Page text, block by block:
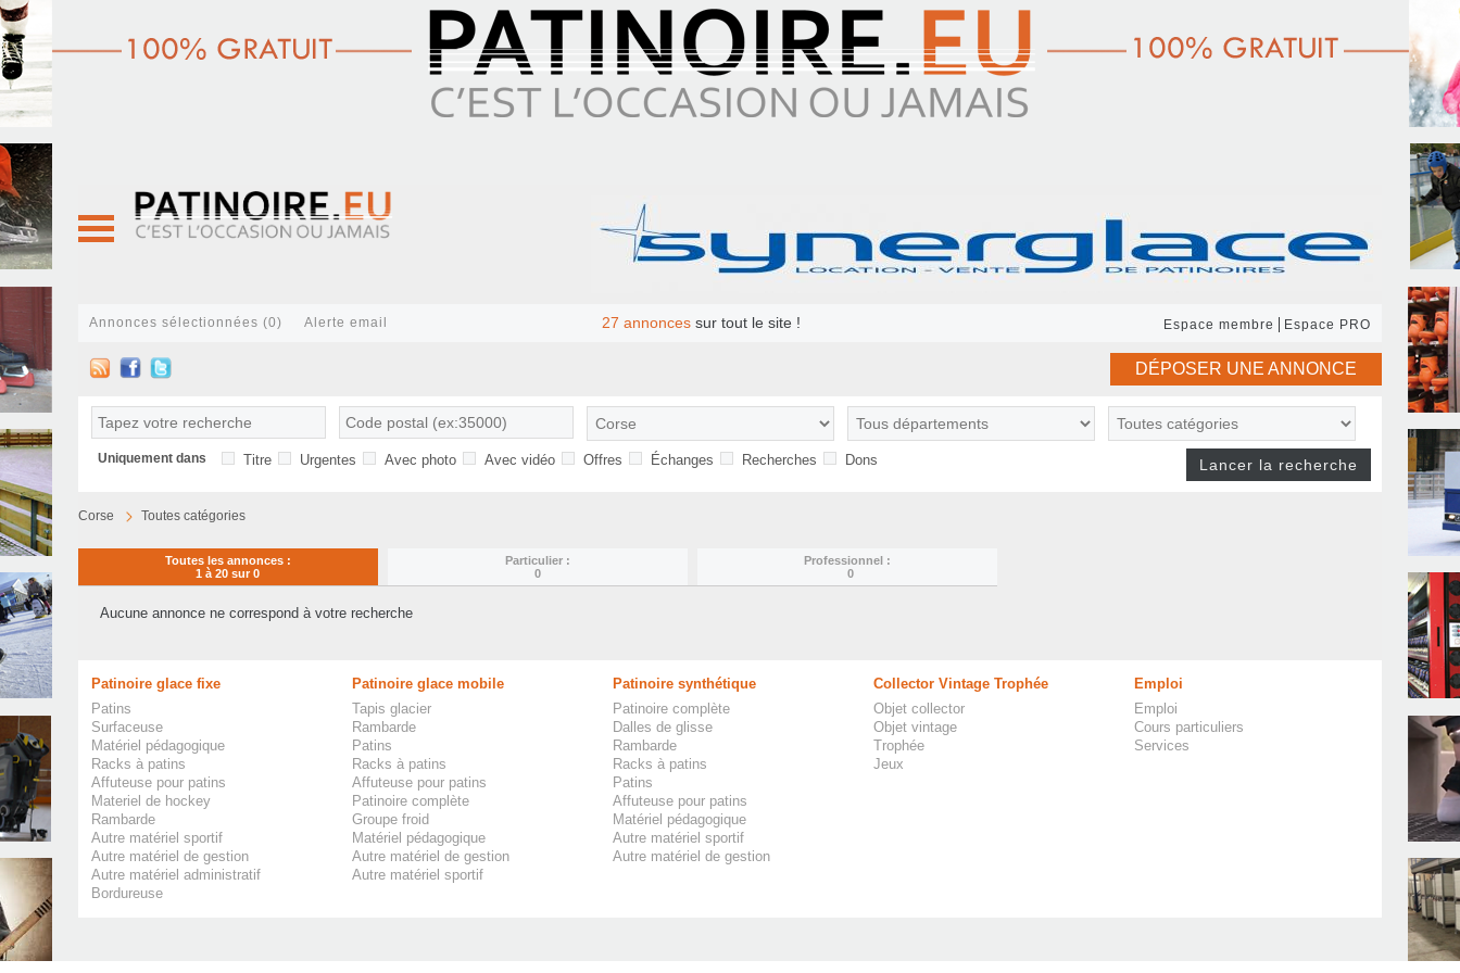
Espace membre Espace PRO
27 annonces sur tout le site !
Annonces sélectionnées (0) Alerte email
DÉPOSER UNE ANNONCE
Uniquement dans Titre Urgentes Avec photo Avec vidéo Offres Échanges Recherches Dons
Corse Toutes catégories
Toutes les annonces :
1 à 20 sur 0
Particulier :
0
Professionnel :
0
Aucune annonce ne correspond à votre recherche
Patinoire glace fixe
Patins
Surfaceuse
Matériel pédagogique
Racks à patins
Affuteuse pour patins
Materiel de hockey
Rambarde
Autre matériel sportif
Autre matériel de gestion
Autre matériel administratif
Bordureuse
Patinoire glace mobile
Tapis glacier
Rambarde
Patins
Racks à patins
Affuteuse pour patins
Patinoire complète
Groupe froid
Matériel pédagogique
Autre matériel de gestion
Autre matériel sportif
Patinoire synthétique
Patinoire complète
Dalles de glisse
Rambarde
Racks à patins
Patins
Affuteuse pour patins
Matériel pédagogique
Autre matériel sportif
Autre matériel de gestion
Collector Vintage Trophée
Objet collector
Objet vintage
Trophée
Jeux
Emploi
Emploi
Cours particuliers
Services